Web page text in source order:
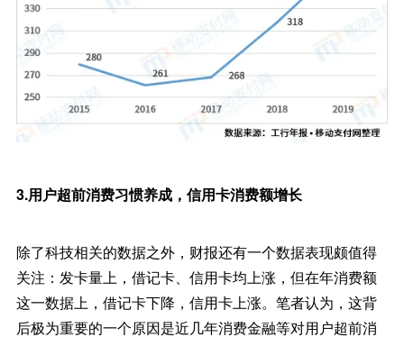
3.用户超前消费习惯养成，信用卡消费额增长
除了科技相关的数据之外，财报还有一个数据表现颇值得
关注：发卡量上，借记卡、信用卡均上涨，但在年消费额
这一数据上，借记卡下降，信用卡上涨。笔者认为，这背
后极为重要的一个原因是近几年消费金融等对用户超前消